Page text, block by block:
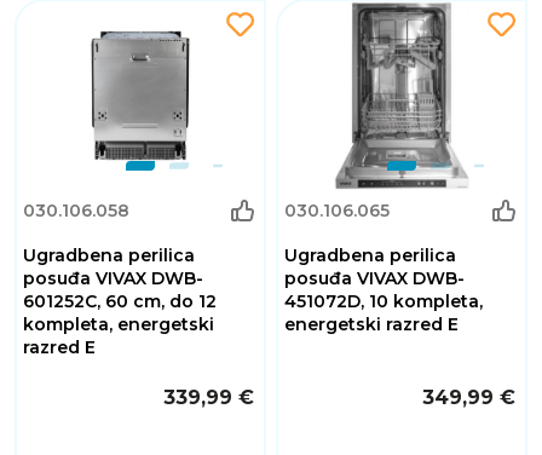
030.106.058
Ugradbena perilica
posuđa VIVAX DWB-
601252C, 60 cm, do 12
kompleta, energetski
razred E
339,99 €
030.106.065
Ugradbena perilica
posuđa VIVAX DWB-
451072D, 10 kompleta,
energetski razred E
349,99 €